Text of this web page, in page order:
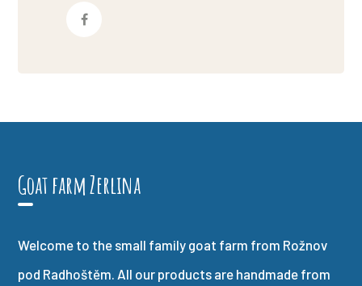
Goat farm Zerlina
Welcome to the small family goat farm from Rožnov
pod Radhoštěm. All our products are handmade from